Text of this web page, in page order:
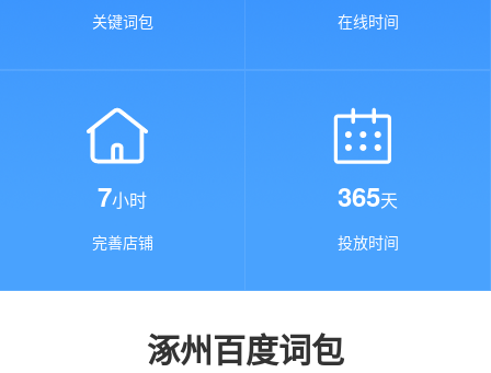
关键词包 在线时间
7小时
完善店铺
365天
投放时间
涿州百度词包